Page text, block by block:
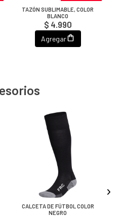
TAZÓN SUBLIMABLE, COLOR
BLANCO
$ 4.990
Agregar
CALCETA DE FÚTBOL COLOR
NEGRO